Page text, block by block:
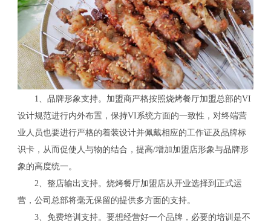
1、品牌形象支持。加盟商严格按照烧烤餐厅加盟总部的VI
设计规范进行内外布置，保持VI系统方面的一致性，对终端营
业人员也要进行严格的着装设计并佩戴相应的工作证及品牌标
识卡，从而促使人与物的结合，提高/增加加盟店形象与品牌形
象的高度统一。
2、整店输出支持。烧烤餐厅加盟店从开业选择到正式运
营，公司总部将毫无保留的提供多方面的支持。
3、免费培训支持。要想经营好一个品牌，必要的培训是不